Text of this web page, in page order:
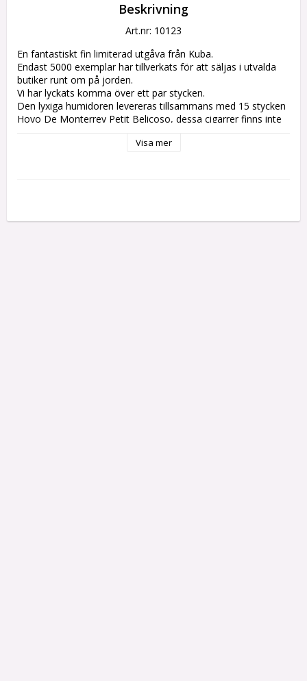
Beskrivning
Art.nr: 10123
En fantastiskt fin limiterad utgåva från Kuba.
Endast 5000 exemplar har tillverkats för att säljas i utvalda
butiker runt om på jorden.
Vi har lyckats komma över ett par stycken.
Den lyxiga humidoren levereras tillsammans med 15 stycken
Hoyo De Monterrey Petit Belicoso, dessa cigarrer finns inte
för att säljas tillsammans med humidoren.
Visa mer